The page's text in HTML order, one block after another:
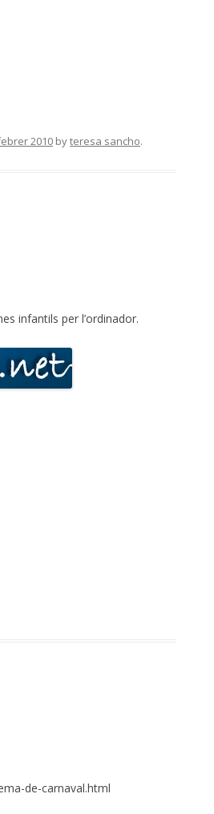
2010 byteresa sancho.
infantils per l’ordinador.
de-carnaval.html